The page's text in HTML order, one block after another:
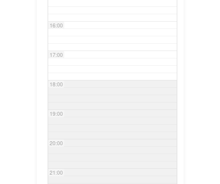
16:00
17:00
18:00
19:00
20:00
21:00